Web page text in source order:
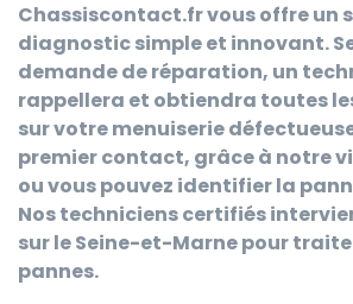
Chassiscontact.frvous offre un
diagnostic simple et innovant.
demande de réparation, un
rappellera et obtiendra toutes
sur votre menuiserie
premier contact, grâce à notre
ou vous pouvez identifier la
Nos techniciens certifiés
sur le Seine-et-Marne pour
pannes.